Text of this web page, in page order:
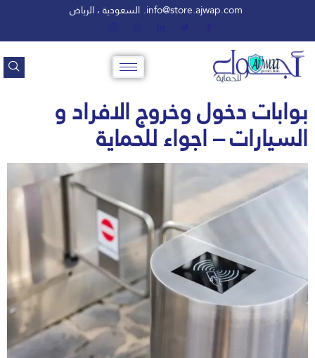
info@store.ajwap.com. السعودية ، الرياض
بوابات دخول وخروج الافراد و
السيارات – اجواء للحماية